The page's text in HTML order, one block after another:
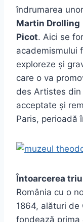
îndrumarea
Martin Drolling
Picot. Aici se
academismului
exploreze și
care o va
des Artistes din
acceptate și
Paris, perioadă
Întoarcerea
România cu o
1864, alături de
fondează prima